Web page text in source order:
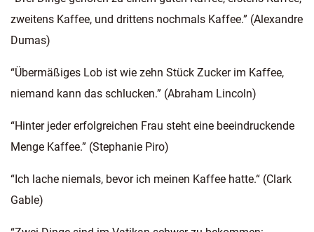
zweitens Kaffee, und drittens nochmals Kaffee.” (Alexandre
Dumas)
“Übermäßiges Lob ist wie zehn Stück Zucker im Kaffee,
niemand kann das schlucken.” (Abraham Lincoln)
“Hinter jeder erfolgreichen Frau steht eine beeindruckende
Menge Kaffee.” (Stephanie Piro)
“Ich lache niemals, bevor ich meinen Kaffee hatte.“ (Clark
Gable)